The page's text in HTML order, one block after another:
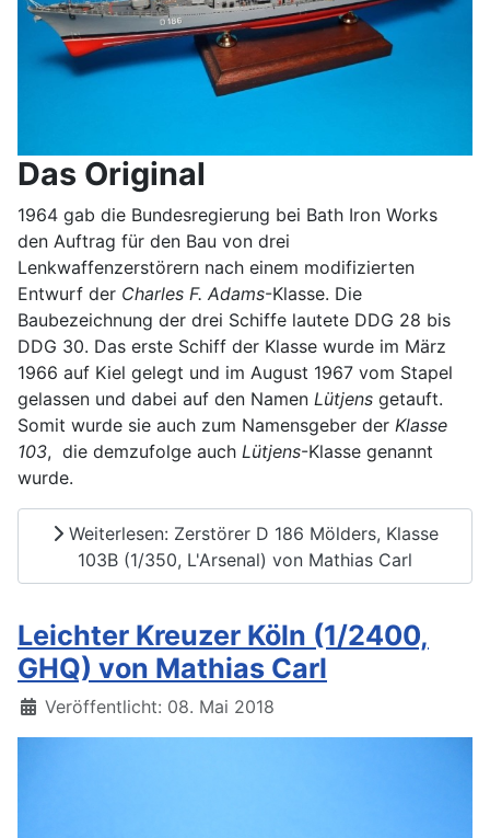
Das Original
1964 gab die Bundesregierung bei Bath Iron Works
den Auftrag für den Bau von drei
Lenkwaffenzerstörern nach einem modifizierten
Entwurf der Charles F. Adams-Klasse. Die
Baubezeichnung der drei Schiffe lautete DDG 28 bis
DDG 30. Das erste Schiff der Klasse wurde im März
1966 auf Kiel gelegt und im August 1967 vom Stapel
gelassen und dabei auf den Namen Lütjens getauft.
Somit wurde sie auch zum Namensgeber der Klasse
103, die demzufolge auch Lütjens-Klasse genannt
wurde.
Weiterlesen: Zerstörer D 186 Mölders, Klasse
103B (1/350, L'Arsenal) von Mathias Carl
Leichter Kreuzer Köln (1/2400,
GHQ) von Mathias Carl
Details
Veröffentlicht: 08. Mai 2018